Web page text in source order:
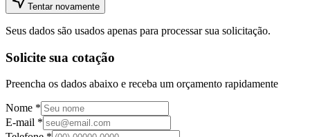
Tentar novamente
Seus dados são usados apenas para processar sua solicitação.
Solicite sua cotação
Preencha os dados abaixo e receba um orçamento rapidamente
Nome *
E-mail *